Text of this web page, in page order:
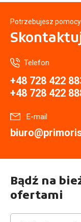
Potrzebujesz
Telefon
+48 728 422
+48 728 422
E-mail
Bądź na
ofertami